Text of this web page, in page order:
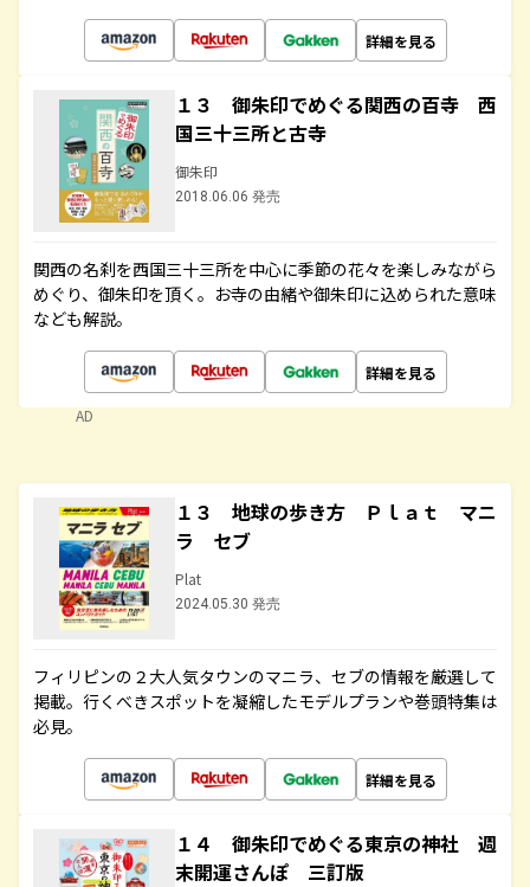
詳細を見る
１３ 御朱印でめぐる関西の百寺 西
国三十三所と古寺
御朱印
2018.06.06 発売
関西の名刹を西国三十三所を中心に季節の花々を楽しみながら
めぐり、御朱印を頂く。お寺の由緒や御朱印に込められた意味
なども解説。
詳細を見る
AD
１３ 地球の歩き方 Ｐｌａｔ マニ
ラ セブ
Plat
2024.05.30 発売
フィリピンの２大人気タウンのマニラ、セブの情報を厳選して
掲載。行くべきスポットを凝縮したモデルプランや巻頭特集は
必見。
詳細を見る
１４ 御朱印でめぐる東京の神社 週
末開運さんぽ 三訂版